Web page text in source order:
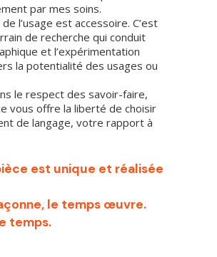
par mes soins.
l’usage est accessoire. C’est
de recherche qui conduit
et l’expérimentation
la potentialité des usages ou
le respect des savoir-faire,
vous offre la liberté de choisir
de langage, votre rapport à
est unique et réalisée
le temps œuvre.
temps.